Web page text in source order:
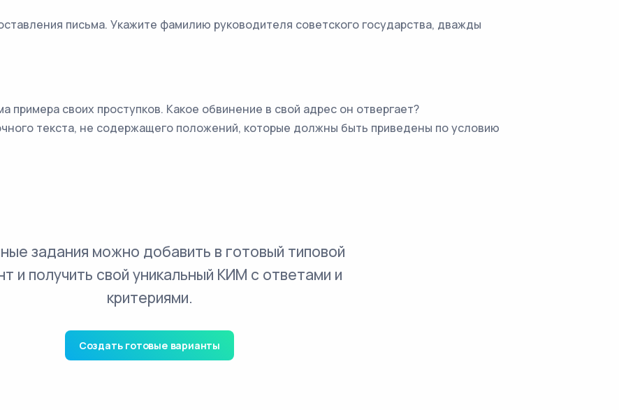
письма. Укажите фамилию руководителя советского государства, дважды
примера своих проступков. Какое обвинение в свой адрес он отвергает?
текста, не содержащего положений, которые должны быть приведены по условию
задания можно добавить в готовый типовой
и получить свой уникальный КИМ с ответами и
критериями.
Создать готовые варианты